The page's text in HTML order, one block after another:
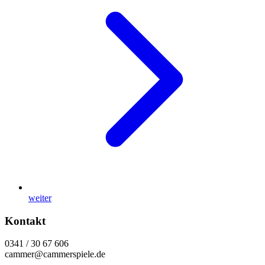
weiter
Kontakt
0341 / 30 67 606
cammer@cammerspiele.de